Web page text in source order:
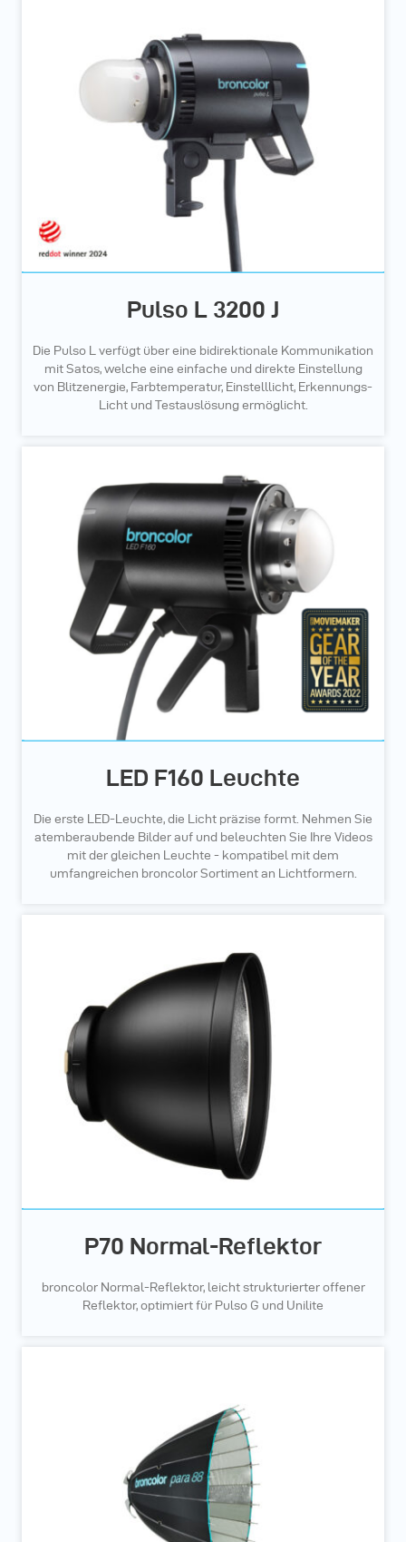
Pulso L 3200 J
Die Pulso L verfügt über eine bidirektionale Kommunikation
mit Satos, welche eine einfache und direkte Einstellung
von Blitzenergie, Farbtemperatur, Einstelllicht, Erkennungs-
Licht und Testauslösung ermöglicht.
LED F160 Leuchte
Die erste LED-Leuchte, die Licht präzise formt. Nehmen Sie
atemberaubende Bilder auf und beleuchten Sie Ihre Videos
mit der gleichen Leuchte - kompatibel mit dem
umfangreichen broncolor Sortiment an Lichtformern.
P70 Normal-Reflektor
broncolor Normal-Reflektor, leicht strukturierter offener
Reflektor, optimiert für Pulso G und Unilite